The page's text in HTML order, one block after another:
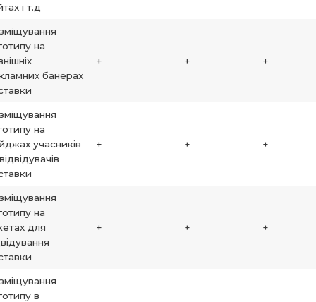
і т.д
на
банерах
+ + +
на
учасників
+ + +
на
для
+ + +
в